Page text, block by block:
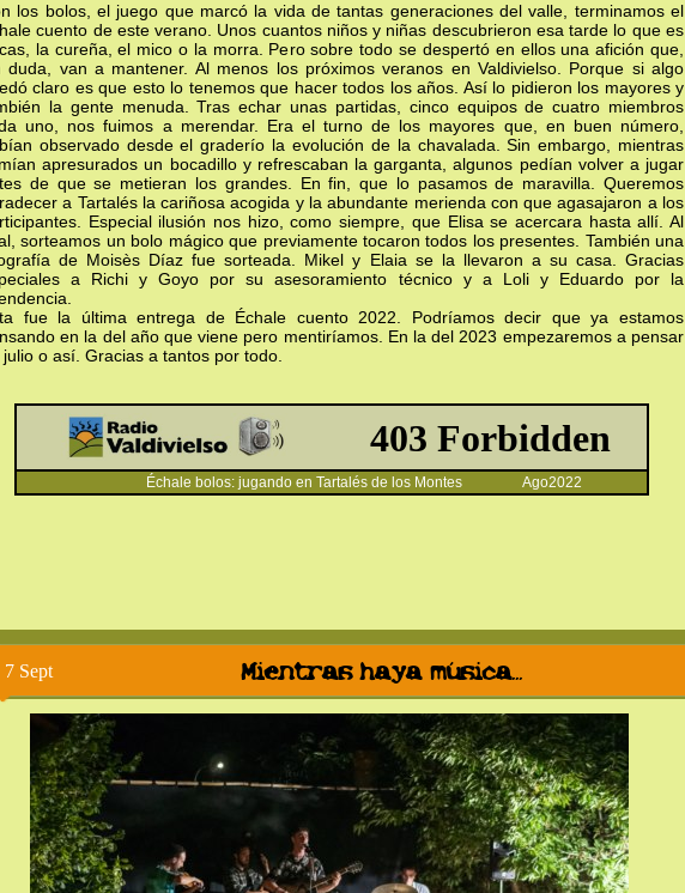
los bolos, el juego que marcó la vida de tantas generaciones del valle, terminamos el
cuento de este verano. Unos cuantos niños y niñas descubrieron esa tarde lo que es
la cureña, el mico o la morra. Pero sobre todo se despertó en ellos una afición que,
duda, van a mantener. Al menos los próximos veranos en Valdivielso. Porque si algo
claro es que esto lo tenemos que hacer todos los años. Así lo pidieron los mayores y
la gente menuda. Tras echar unas partidas, cinco equipos de cuatro miembros
uno, nos fuimos a merendar. Era el turno de los mayores que, en buen número,
observado desde el graderío la evolución de la chavalada. Sin embargo, mientras
apresurados un bocadillo y refrescaban la garganta, algunos pedían volver a jugar
de que se metieran los grandes. En fin, que lo pasamos de maravilla. Queremos
a Tartalés la cariñosa acogida y la abundante merienda con que agasajaron a los
Especial ilusión nos hizo, como siempre, que Elisa se acercara hasta allí. Al
sorteamos un bolo mágico que previamente tocaron todos los presentes. También una
de Moisès Díaz fue sorteada. Mikel y Elaia se la llevaron a su casa. Gracias
a Richi y Goyo por su asesoramiento técnico y a Loli y Eduardo por la
fue la última entrega de Échale cuento 2022. Podríamos decir que ya estamos
en la del año que viene pero mentiríamos. En la del 2023 empezaremos a pensar
o así. Gracias a tantos por todo.
Échale bolos: jugando en Tartalés de los Montes Ago2022
7 Sept Mientras haya música...